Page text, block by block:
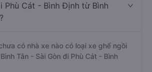
Phù Cát - Bình Định từ Bình
có nhà xe nào có loại xe ghế ngồi
Tân - Sài Gòn đi Phù Cát - Bình